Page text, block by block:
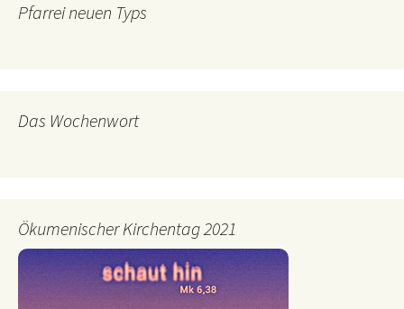
Pfarrei neuen Typs
Das Wochenwort
Ökumenischer Kirchentag 2021